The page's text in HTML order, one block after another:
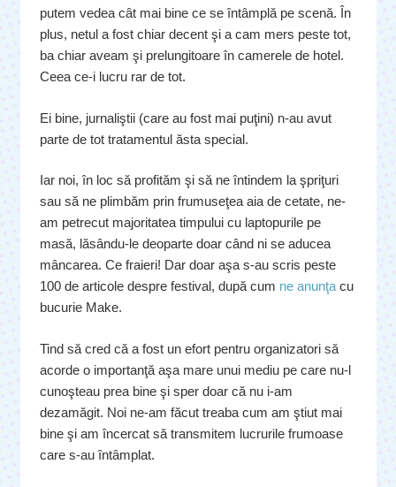
putem vedea cât mai bine ce se întâmplă pe scenă. În
plus, netul a fost chiar decent şi a cam mers peste tot,
ba chiar aveam şi prelungitoare în camerele de hotel.
Ceea ce-i lucru rar de tot.
Ei bine, jurnaliştii (care au fost mai puţini) n-au avut
parte de tot tratamentul ăsta special.
Iar noi, în loc să profităm şi să ne întindem la şpriţuri
sau să ne plimbăm prin frumuseţea aia de cetate, ne-
am petrecut majoritatea timpului cu laptopurile pe
masă, lăsându-le deoparte doar când ni se aducea
mâncarea. Ce fraieri! Dar doar aşa s-au scris peste
100 de articole despre festival, după cum ne anunţa cu
bucurie Make.
Tind să cred că a fost un efort pentru organizatori să
acorde o importanţă aşa mare unui mediu pe care nu-l
cunoşteau prea bine şi sper doar că nu i-am
dezamăgit. Noi ne-am făcut treaba cum am ştiut mai
bine şi am încercat să transmitem lucrurile frumoase
care s-au întâmplat.